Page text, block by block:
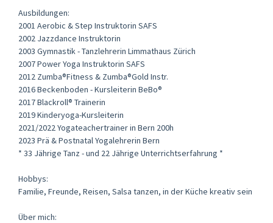
Ausbildungen:
2001 Aerobic & Step Instruktorin SAFS
2002 Jazzdance Instruktorin
2003 Gymnastik - Tanzlehrerin Limmathaus Zürich
2007 Power Yoga Instruktorin SAFS
2012 Zumba®Fitness & Zumba®Gold Instr.
2016 Beckenboden - Kursleiterin BeBo®
2017 Blackroll® Trainerin
2019 Kinderyoga-Kursleiterin
2021/2022 Yogateachertrainer in Bern 200h
2023 Prä & Postnatal Yogalehrerin Bern
* 33 Jährige Tanz - und 22 Jährige Unterrichtserfahrung *
Hobbys:
Familie, Freunde, Reisen, Salsa tanzen, in der Küche kreativ sein
Über mich: